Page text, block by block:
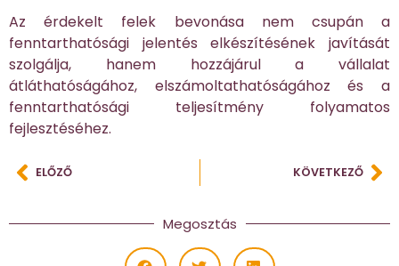
Az érdekelt felek bevonása nem csupán a
fenntarthatósági jelentés elkészítésének javítását
szolgálja, hanem hozzájárul a vállalat
átláthatóságához, elszámoltathatóságához és a
fenntarthatósági teljesítmény folyamatos
fejlesztéséhez.
ELŐZŐ KÖVETKEZŐ
Megosztás